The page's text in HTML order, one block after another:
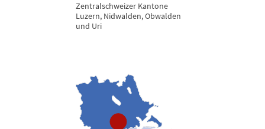
Map of unspecified region with 3 data series.
Zentralschweizer Kantone
Luzern, Nidwalden, Obwalden
und Uri